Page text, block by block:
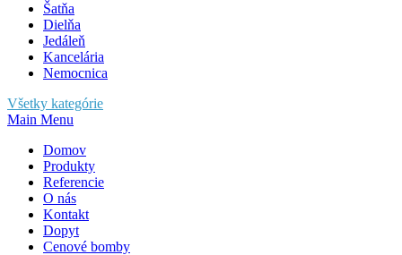
Šatňa
Dielňa
Jedáleň
Kancelária
Nemocnica
Všetky kategórie
Main Menu
Domov
Produkty
Referencie
O nás
Kontakt
Dopyt
Cenové bomby